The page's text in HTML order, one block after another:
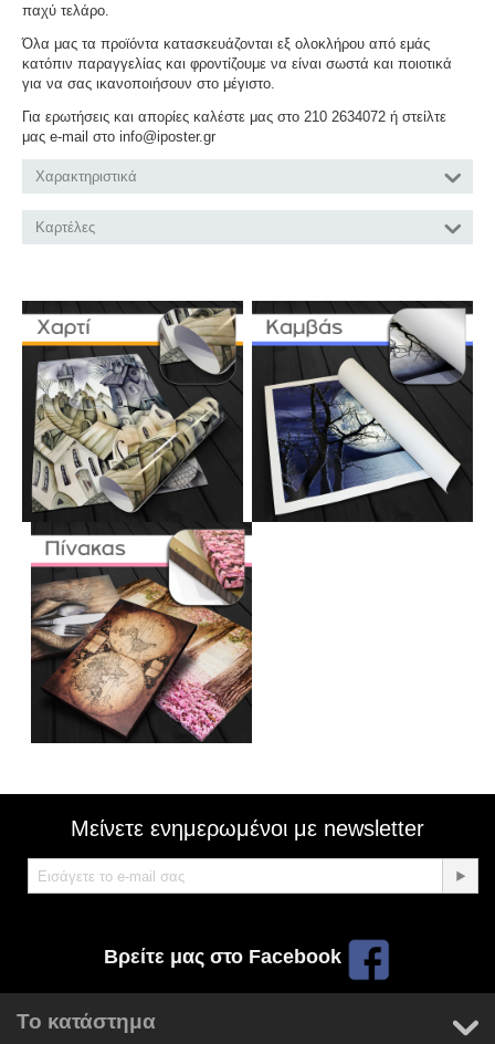
παχύ τελάρο.
Όλα μας τα προϊόντα κατασκευάζονται εξ ολοκλήρου από εμάς
κατόπιν παραγγελίας και φροντίζουμε να είναι σωστά και ποιοτικά
για να σας ικανοποιήσουν στο μέγιστο.
Για ερωτήσεις και απορίες καλέστε μας στο 210 2634072 ή στείλτε
μας e-mail στο info@iposter.gr
Χαρακτηριστικά
Καρτέλες
Μείνετε ενημερωμένοι με newsletter
Βρείτε μας στο Facebook
Το κατάστημα